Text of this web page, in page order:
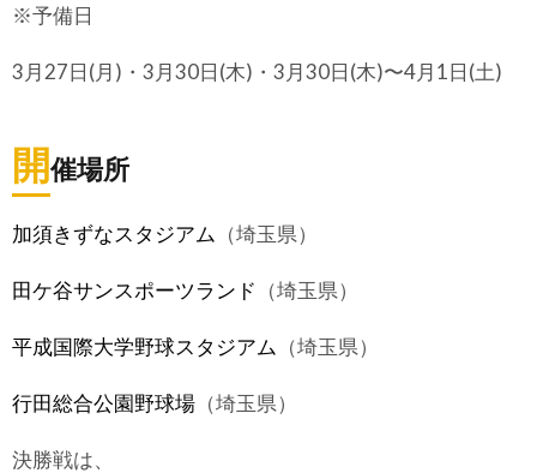
※予備日
3月27日(月)・3月30日(木)・3月30日(木)〜4月1日(土)
開催場所
加須きずなスタジアム （埼玉県）
田ケ谷サンスポーツランド （埼玉県）
平成国際大学野球スタジアム （埼玉県）
行田総合公園野球場 （埼玉県）
決勝戦は、